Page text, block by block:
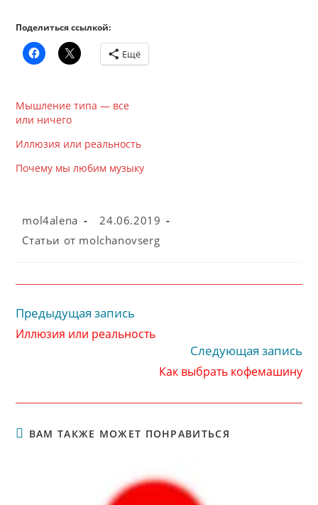
Поделиться ссылкой:
Ещё
Мышление типа — все
или ничего
Иллюзия или реальность
Почему мы любим музыку
Автор
mol4alena
Запись
24.06.2019
Рубрика
Cтатьи от molchanovserg
Читать
статьи
Предыдущая запись
Иллюзия или реальность
Следующая запись
Как выбрать кофемашину
ВАМ ТАКЖЕ МОЖЕТ ПОНРАВИТЬСЯ